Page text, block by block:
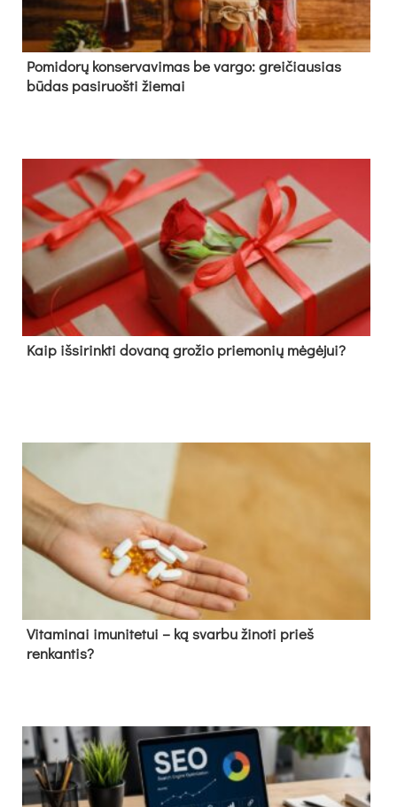
Pomidorų konservavimas be vargo: greičiausias
būdas pasiruošti žiemai
Kaip išsirinkti dovaną grožio priemonių mėgėjui?
Vitaminai imunitetui – ką svarbu žinoti prieš
renkantis?